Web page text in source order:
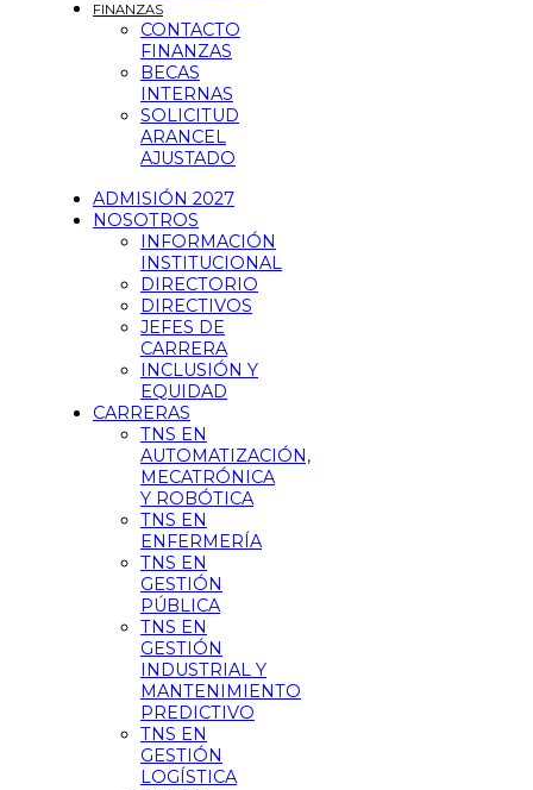
FINANZAS
CONTACTO
FINANZAS
BECAS
INTERNAS
SOLICITUD
ARANCEL
AJUSTADO
ADMISIÓN 2027
NOSOTROS
INFORMACIÓN
INSTITUCIONAL
DIRECTORIO
DIRECTIVOS
JEFES DE
CARRERA
INCLUSIÓN Y
EQUIDAD
CARRERAS
TNS EN
AUTOMATIZACIÓN,
MECATRÓNICA
Y ROBÓTICA
TNS EN
ENFERMERÍA
TNS EN
GESTIÓN
PÚBLICA
TNS EN
GESTIÓN
INDUSTRIAL Y
MANTENIMIENTO
PREDICTIVO
TNS EN
GESTIÓN
LOGÍSTICA